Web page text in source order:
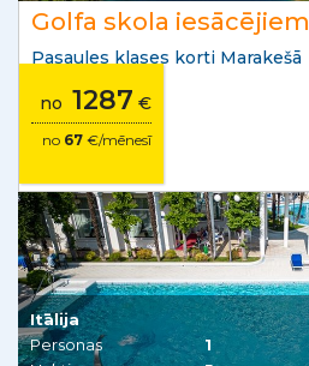
Golfa skola iesācējiem
Pasaules klases korti Marakešā
no 1287 €
no 67 €/mēnesī
Itālija
Personas
1